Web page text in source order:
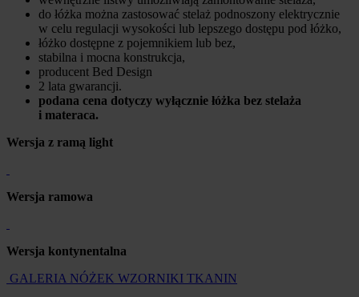
do łóżka można zastosować stelaż podnoszony elektrycznie
w celu regulacji wysokości lub lepszego dostępu pod łóżko,
łóżko dostępne z pojemnikiem lub bez,
stabilna i mocna konstrukcja,
producent Bed Design
2 lata gwarancji.
podana cena dotyczy wyłącznie łóżka bez stelaża
i materaca.
Wersja z ramą light
Wersja ramowa
Wersja kontynentalna
GALERIA NÓŻEK WZORNIKI TKANIN